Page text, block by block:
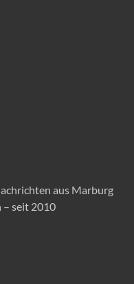
aus Marburg
– seit 2010